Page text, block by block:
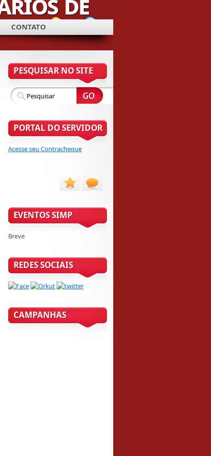
CONTATO
PESQUISAR NO SITE
PORTAL DO SERVIDOR
Acesse seu Contracheque
EVENTOS SIMP
Breve
REDES SOCIAIS
CAMPANHAS